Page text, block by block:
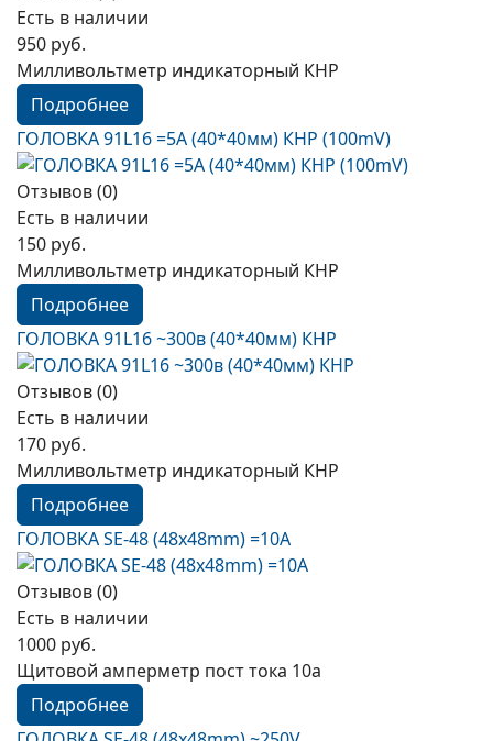
Есть в наличии
950 руб.
Милливольтметр индикаторный КНР
Подробнее
ГОЛОВКА 91L16 =5A (40*40мм) КНР (100mV)
Отзывов (0)
Есть в наличии
150 руб.
Милливольтметр индикаторный КНР
Подробнее
ГОЛОВКА 91L16 ~300в (40*40мм) КНР
Отзывов (0)
Есть в наличии
170 руб.
Милливольтметр индикаторный КНР
Подробнее
ГОЛОВКА SE-48 (48х48mm) =10А
Отзывов (0)
Есть в наличии
1000 руб.
Щитовой амперметр пост тока 10а
Подробнее